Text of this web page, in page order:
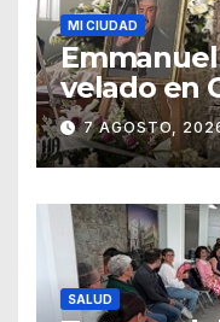
MI CIUDAD
velado en
Forasté
7 AGOSTO,
SALUD